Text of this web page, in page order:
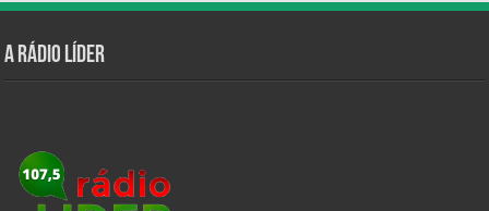
A Rádio Líder